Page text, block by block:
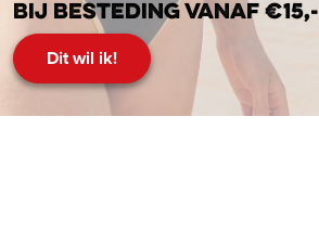
Bij besteding vanaf €15,-
Dit wil ik!